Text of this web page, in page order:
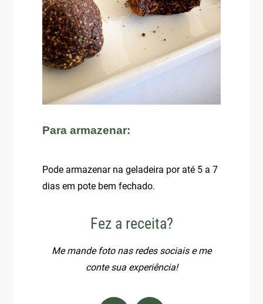
Para armazenar:
Pode armazenar na geladeira por até 5 a 7
dias em pote bem fechado.
Fez a receita?
Me mande foto nas redes sociais e me
conte sua experiência!